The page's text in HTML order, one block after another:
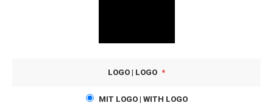
LOGO | LOGO
MIT LOGO | WITH LOGO